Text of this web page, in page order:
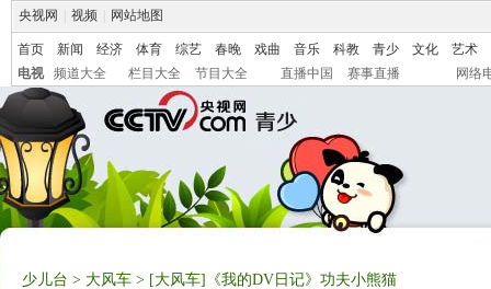
央视网 视频 网站地图
首页 新闻 经济 体育 综艺 春晚 戏曲 音乐 科教 青少 文化
艺术
电视
频道大全 栏目大全 节目大全 直播中国 赛事直播 网络
少儿台 > 大风车 > [大风车]《我的DV日记》功夫小熊猫